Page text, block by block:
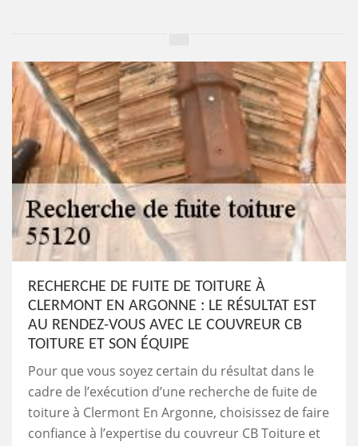
RECHERCHE DE FUITE DE TOITURE À
CLERMONT EN ARGONNE : LE RÉSULTAT EST
AU RENDEZ-VOUS AVEC LE COUVREUR CB
TOITURE ET SON ÉQUIPE
Pour que vous soyez certain du résultat dans le
cadre de l’exécution d’une recherche de fuite de
toiture à Clermont En Argonne, choisissez de faire
confiance à l’expertise du couvreur CB Toiture et